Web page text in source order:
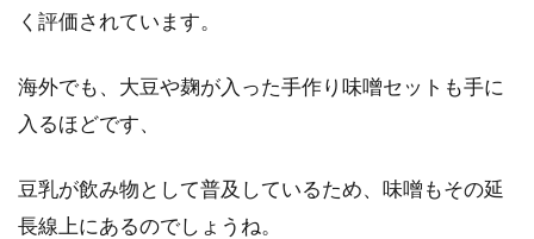
く評価されています。
海外でも、大豆や麹が入った手作り味噌セットも手に
入るほどです、
豆乳が飲み物として普及しているため、味噌もその延
長線上にあるのでしょうね。